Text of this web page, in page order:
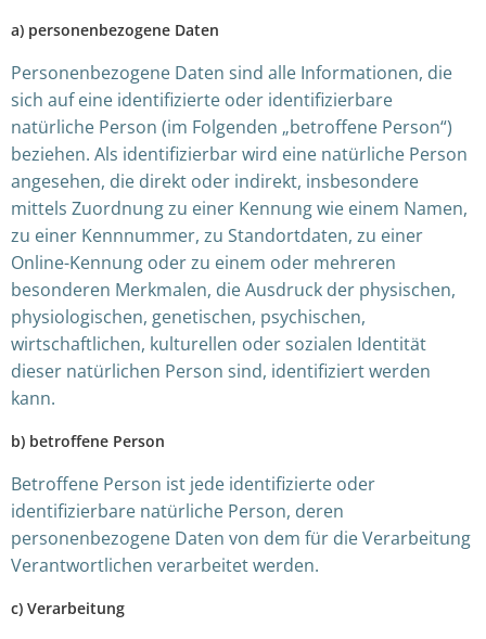
a) personenbezogene Daten
Personenbezogene Daten sind alle Informationen, die
sich auf eine identifizierte oder identifizierbare
natürliche Person (im Folgenden „betroffene Person“)
beziehen. Als identifizierbar wird eine natürliche Person
angesehen, die direkt oder indirekt, insbesondere
mittels Zuordnung zu einer Kennung wie einem Namen,
zu einer Kennnummer, zu Standortdaten, zu einer
Online-Kennung oder zu einem oder mehreren
besonderen Merkmalen, die Ausdruck der physischen,
physiologischen, genetischen, psychischen,
wirtschaftlichen, kulturellen oder sozialen Identität
dieser natürlichen Person sind, identifiziert werden
kann.
b) betroffene Person
Betroffene Person ist jede identifizierte oder
identifizierbare natürliche Person, deren
personenbezogene Daten von dem für die Verarbeitung
Verantwortlichen verarbeitet werden.
c) Verarbeitung